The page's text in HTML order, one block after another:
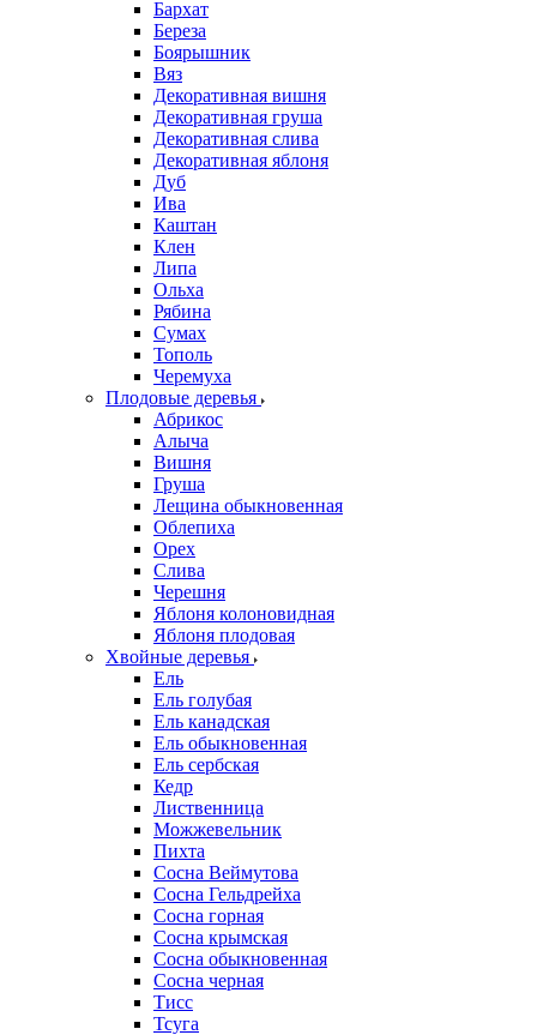
Бархат
Береза
Боярышник
Вяз
Декоративная вишня
Декоративная груша
Декоративная слива
Декоративная яблоня
Дуб
Ива
Каштан
Клен
Липа
Ольха
Рябина
Сумах
Тополь
Черемуха
Плодовые деревья
Абрикос
Алыча
Вишня
Груша
Лещина обыкновенная
Облепиха
Орех
Слива
Черешня
Яблоня колоновидная
Яблоня плодовая
Хвойные деревья
Ель
Ель голубая
Ель канадская
Ель обыкновенная
Ель сербская
Кедр
Лиственница
Можжевельник
Пихта
Сосна Веймутова
Сосна Гельдрейха
Сосна горная
Сосна крымская
Сосна обыкновенная
Сосна черная
Тисс
Тсуга